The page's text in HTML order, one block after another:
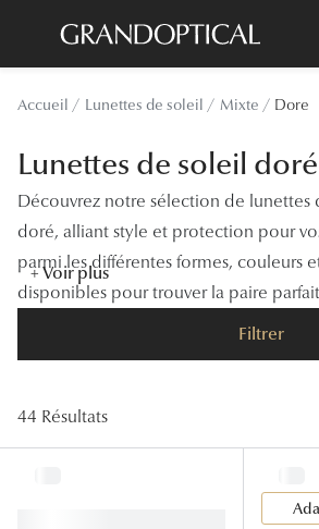
principal
Sélection -30%
Sélection -50%
Lunettes de vue
Sélection -20%
Accueil Lunettes de soleil Mixte Dore
Lunettes de soleil
Découvrez notre sélection de lunettes
doré, alliant style et protection pour
parmi les différentes formes, couleurs
disponibles pour trouver la paire
+ Voir plus
Filtrer
44 Résultats